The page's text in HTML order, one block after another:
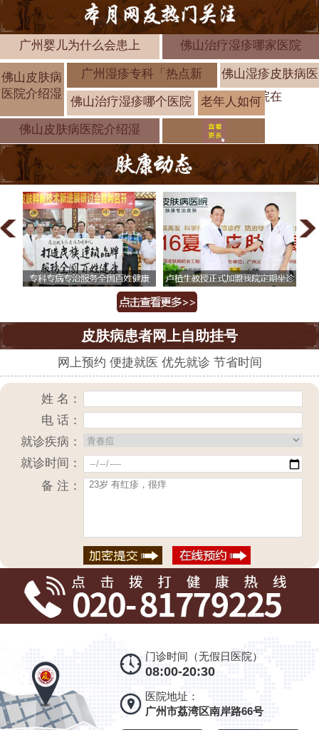
广州婴儿为什么会患上 佛山治疗湿疹哪家医院
佛山皮肤病
医院介绍湿
广州湿疹专科「热点新
佛山湿疹皮肤病医
院在
佛山治疗湿疹哪个医院
老年人如何
预防湿疹？
佛山皮肤病医院介绍湿
皮肤病患者网上自助挂号
网上预约 便捷就医 优先就诊 节省时间
姓 名：
电 话：
就诊疾病：
就诊时间：
备 注：
门诊时间（无假日医院）
08:00-20:30
医院地址：
广州市荔湾区南岸路66号